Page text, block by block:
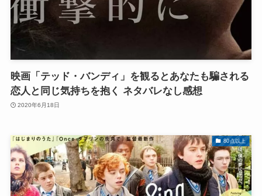
映画「テッド・バンディ」を観るとあなたも騙される
恋人と同じ気持ちを抱く ネタバレなし感想
2020年6月18日
80点以上